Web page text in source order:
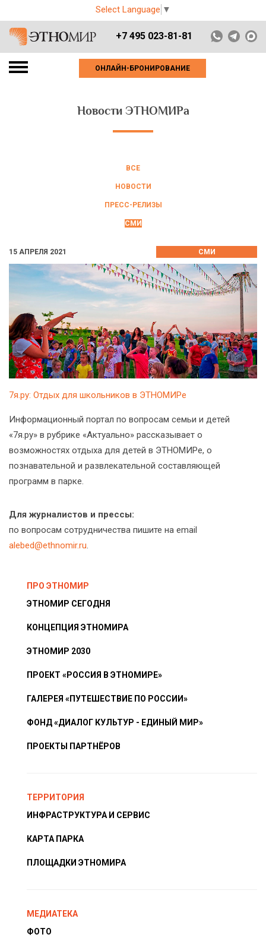
Select Language ▼
+7 495 023-81-81
ОНЛАЙН-БРОНИРОВАНИЕ
Новости ЭТНОМИРа
ВСЕ
НОВОСТИ
ПРЕСС-РЕЛИЗЫ
СМИ
15 АПРЕЛЯ 2021 СМИ
7я.ру: Отдых для школьников в ЭТНОМИРе
Информационный портал по вопросам семьи и детей
«7я.ру» в рубрике «Актуально» рассказывает о
возможностях отдыха для детей в ЭТНОМИРе, о
познавательной и развлекательной составляющей
программ в парке.
Для журналистов и прессы:
по вопросам сотрудничества пишите на email
alebed@ethnomir.ru
ПРО ЭТНОМИР
ЭТНОМИР СЕГОДНЯ
КОНЦЕПЦИЯ ЭТНОМИРА
ЭТНОМИР 2030
ПРОЕКТ «РОССИЯ В ЭТНОМИРЕ»
ГАЛЕРЕЯ «ПУТЕШЕСТВИЕ ПО РОССИИ»
ФОНД «ДИАЛОГ КУЛЬТУР - ЕДИНЫЙ МИР»
ПРОЕКТЫ ПАРТНЁРОВ
ТЕРРИТОРИЯ
ИНФРАСТРУКТУРА И СЕРВИС
КАРТА ПАРКА
ПЛОЩАДКИ ЭТНОМИРА
МЕДИАТЕКА
ФОТО